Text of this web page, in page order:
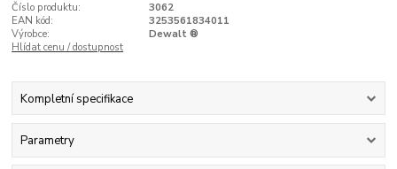
Číslo produktu:
3062
EAN kód:
3253561834011
Výrobce:
Dewalt ®
Hlídat cenu / dostupnost
Kompletní specifikace
Parametry